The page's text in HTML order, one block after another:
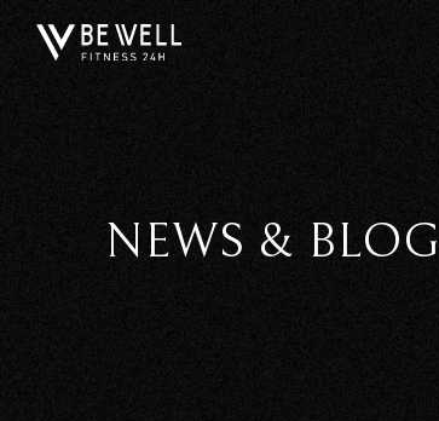
NEWS & BLOG